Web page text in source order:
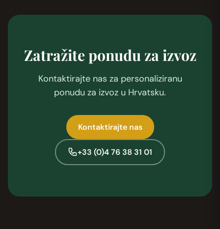
Zatražite ponudu za izvoz
Kontaktirajte nas za personaliziranu
ponudu za izvoz u Hrvatsku.
Kontaktirajte nas
+33 (0)4 76 38 31 01